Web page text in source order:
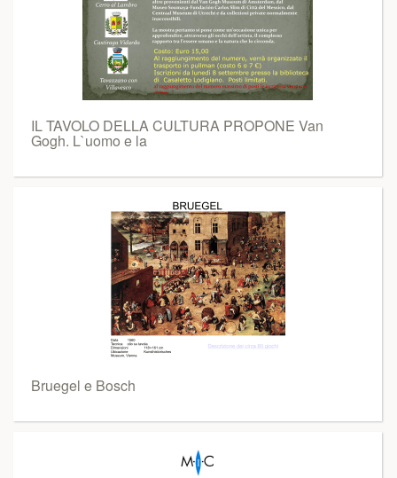
IL TAVOLO DELLA CULTURA PROPONE Van
Gogh. L`uomo e la
Bruegel e Bosch